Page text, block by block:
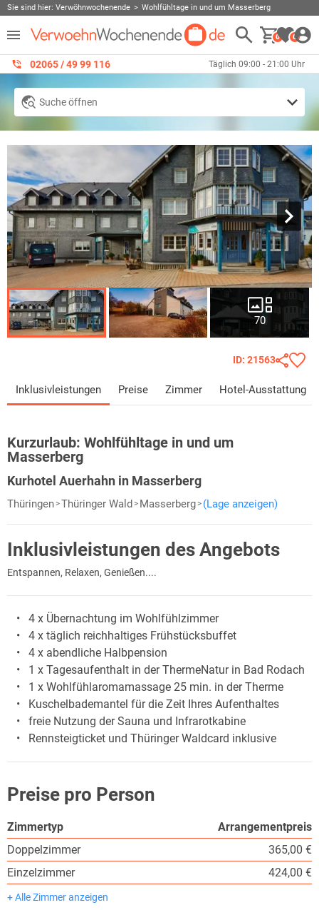
Sie sind hier: Verwöhnwochenende Wohlfühltage in und um Masserberg
0 0
02065 / 49 ‌99 116 Täglich 09:00 - 21:00 Uhr
Suche öffnen
70
ID: 21563
Inklusivleistungen Preise Zimmer Hotel-Ausstattung
Kurzurlaub: Wohlfühltage in und um
Masserberg
Kurhotel Auerhahn in Masserberg
Thüringen Thüringer Wald Masserberg (Lage anzeigen)
Inklusivleistungen des Angebots
Entspannen, Relaxen, Genießen....
4 x Übernachtung im Wohlfühlzimmer
4 x täglich reichhaltiges Frühstücksbuffet
4 x abendliche Halbpension
1 x Tagesaufenthalt in der ThermeNatur in Bad Rodach
1 x Wohlfühlaromamassage 25 min. in der Therme
Kuschelbademantel für die Zeit Ihres Aufenthaltes
freie Nutzung der Sauna und Infrarotkabine
Rennsteigticket und Thüringer Waldcard inklusive
Preise pro Person
Zimmertyp
Arrangementpreis
Doppelzimmer
365,00 €
Einzelzimmer
424,00 €
+ Alle Zimmer anzeigen